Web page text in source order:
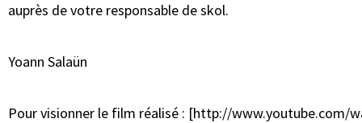
auprès de votre responsable de skol.
Yoann Salaün
Pour visionner le film réalisé : [http://www.youtube.com/